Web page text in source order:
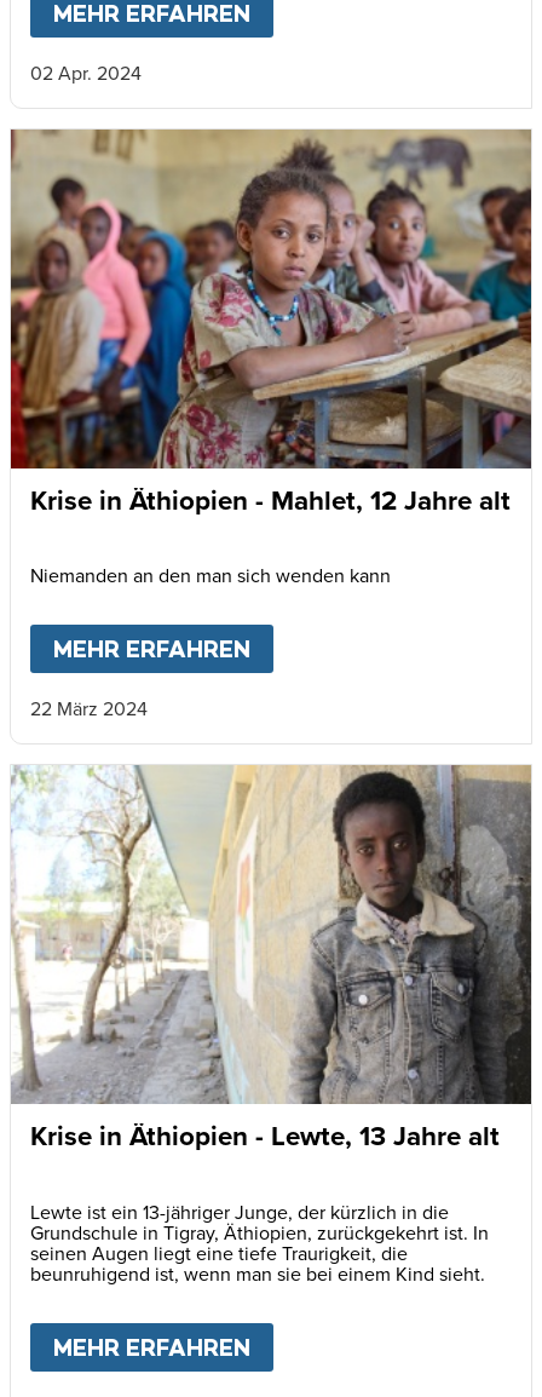
MEHR ERFAHREN
02 Apr. 2024
Krise in Äthiopien - Mahlet, 12 Jahre alt
Niemanden an den man sich wenden kann
MEHR ERFAHREN
22 März 2024
Krise in Äthiopien - Lewte, 13 Jahre alt
Lewte ist ein 13-jähriger Junge, der kürzlich in die
Grundschule in Tigray, Äthiopien, zurückgekehrt ist. In
seinen Augen liegt eine tiefe Traurigkeit, die
beunruhigend ist, wenn man sie bei einem Kind sieht.
MEHR ERFAHREN